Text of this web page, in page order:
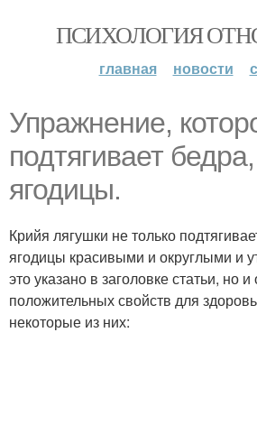
ПСИХОЛОГИЯ
главная новости
Упражнение,
подтягивает
ягодицы.
Крийя лягушки не только
ягодицы красивыми и округлыми и
это указано в заголовке статьи, но
положительных свойств для
некоторые из них: